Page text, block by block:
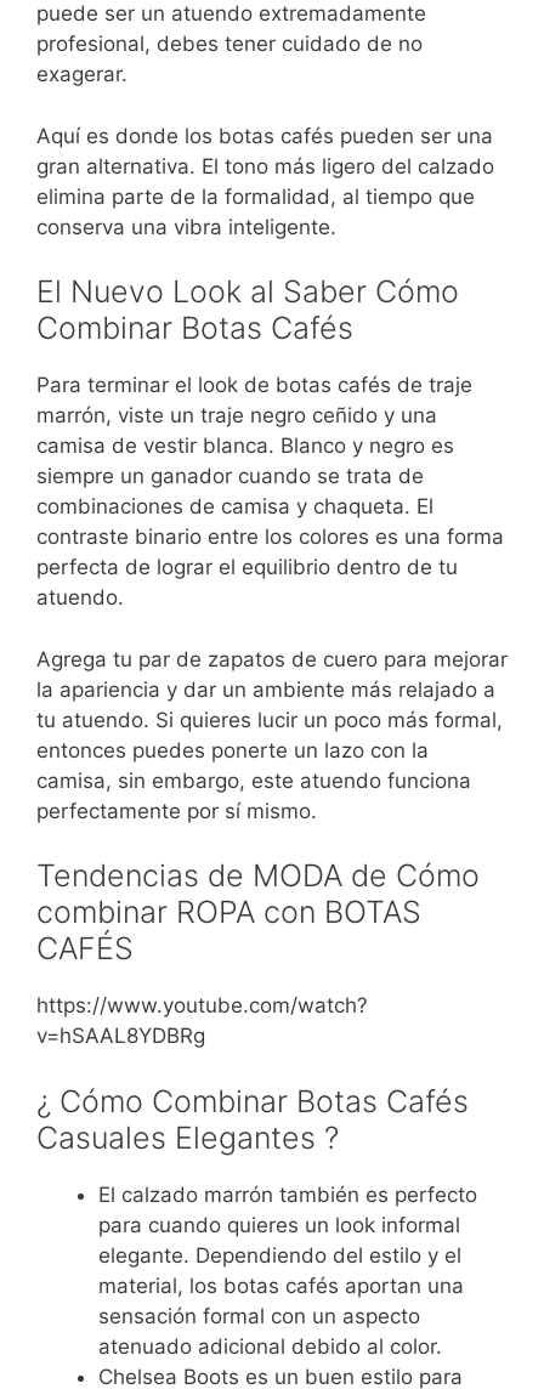
puede ser un atuendo extremadamente
profesional, debes tener cuidado de no
exagerar.
Aquí es donde los botas cafés pueden ser una
gran alternativa. El tono más ligero del calzado
elimina parte de la formalidad, al tiempo que
conserva una vibra inteligente.
El Nuevo Look al Saber Cómo
Combinar Botas Cafés
Para terminar el look de botas cafés de traje
marrón, viste un traje negro ceñido y una
camisa de vestir blanca. Blanco y negro es
siempre un ganador cuando se trata de
combinaciones de camisa y chaqueta. El
contraste binario entre los colores es una forma
perfecta de lograr el equilibrio dentro de tu
atuendo.
Agrega tu par de zapatos de cuero para mejorar
la apariencia y dar un ambiente más relajado a
tu atuendo. Si quieres lucir un poco más formal,
entonces puedes ponerte un lazo con la
camisa, sin embargo, este atuendo funciona
perfectamente por sí mismo.
Tendencias de MODA de Cómo
combinar ROPA con BOTAS
CAFÉS
https://www.youtube.com/watch?
v=hSAAL8YDBRg
¿ Cómo Combinar Botas Cafés
Casuales Elegantes ?
El calzado marrón también es perfecto
para cuando quieres un look informal
elegante. Dependiendo del estilo y el
material, los botas cafés aportan una
sensación formal con un aspecto
atenuado adicional debido al color.
Chelsea Boots es un buen estilo para